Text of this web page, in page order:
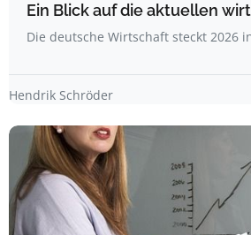
Ein Blick auf die aktuellen
Die deutsche Wirtschaft steckt 2026
Hendrik Schröder